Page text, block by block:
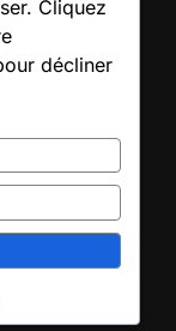
Cliquez
décliner